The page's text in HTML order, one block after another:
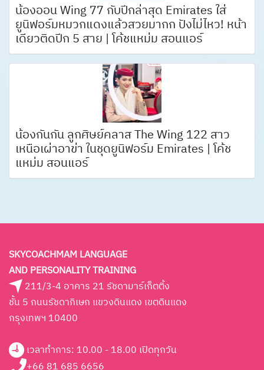
น้องออน Wing 77 กับปีกล่าสุด Emirates ใส่
ยูนิฟอร์มหมวกแดงแล้วสวยมากก ปังไม่ไหว! หน้า
เดียวติดปีก 5 สาย | โค้ชแหม่ม สอนแอร์
น้องกันกัน ลูกศิษย์คลาส The Wing 122 สาว
เหนือเผ่าอาข่า ในชุดยูนิฟอร์ม Emirates | โค้ช
แหม่ม สอนแอร์
SKYCOACHMAM LANGUAGE
AND PERSONALITY TRAINING
211/3-4 อาคาร 21 รัชดามาร์เก็ตติ้ง
ชั้น 5 ถนนรัชดาภิเษก แขวงดินแดง เขตดินแดง
กรุงเทพฯ 10400
เวลาทำการ: 10.00 - 18.00 เปิดทุกวัน
+66 81 685 6656